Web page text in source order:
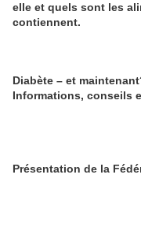
elle et quels sont les
contiennent.
Diabète – et
Informations, conseils
Présentation de la